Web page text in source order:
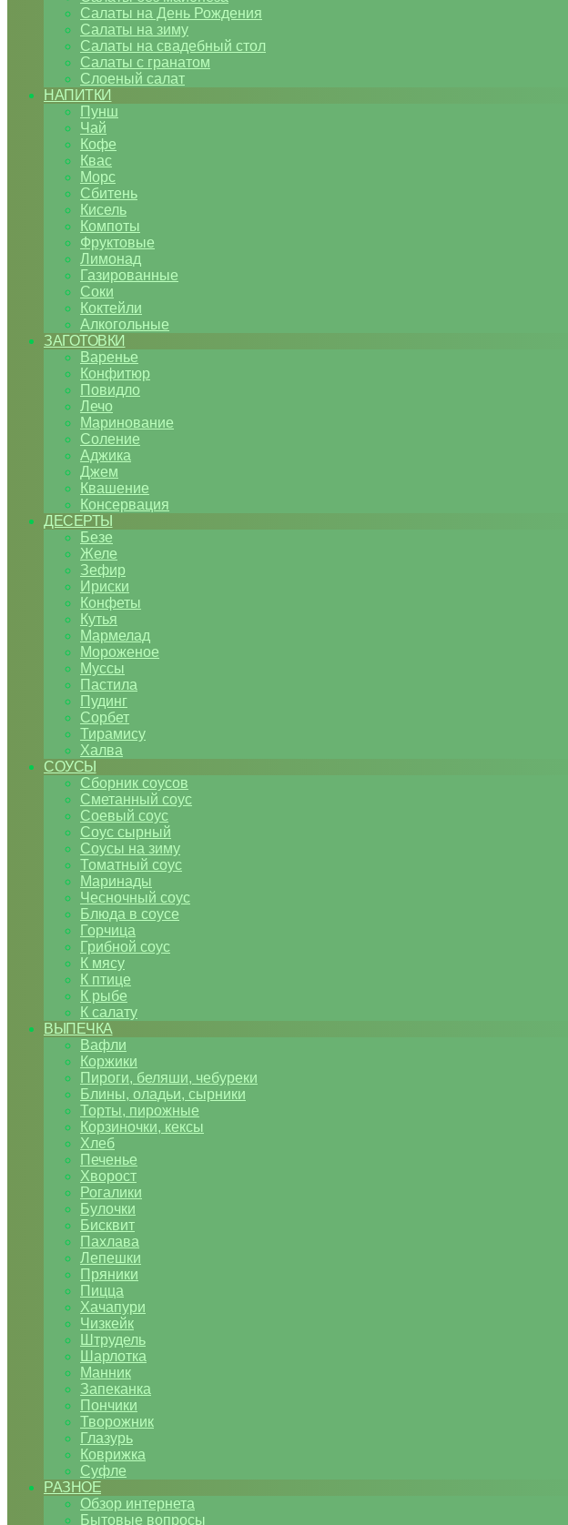
Салаты на День Рождения
Салаты на зиму
Салаты на свадебный стол
Салаты с гранатом
Слоеный салат
НАПИТКИ
Пунш
Чай
Кофе
Квас
Морс
Сбитень
Кисель
Компоты
Фруктовые
Лимонад
Газированные
Соки
Коктейли
Алкогольные
ЗАГОТОВКИ
Варенье
Конфитюр
Повидло
Лечо
Маринование
Соление
Аджика
Джем
Квашение
Консервация
ДЕСЕРТЫ
Безе
Желе
Зефир
Ириски
Конфеты
Кутья
Мармелад
Мороженое
Муссы
Пастила
Пудинг
Сорбет
Тирамису
Халва
СОУСЫ
Сборник соусов
Сметанный соус
Соевый соус
Соус сырный
Соусы на зиму
Томатный соус
Маринады
Чесночный соус
Блюда в соусе
Горчица
Грибной соус
К мясу
К птице
К рыбе
К салату
ВЫПЕЧКА
Вафли
Коржики
Пироги, беляши, чебуреки
Блины, оладьи, сырники
Торты, пирожные
Корзиночки, кексы
Хлеб
Печенье
Хворост
Рогалики
Булочки
Бисквит
Пахлава
Лепешки
Пряники
Пицца
Хачапури
Чизкейк
Штрудель
Шарлотка
Манник
Запеканка
Пончики
Творожник
Глазурь
Коврижка
Суфле
РАЗНОЕ
Обзор интернета
Бытовые вопросы